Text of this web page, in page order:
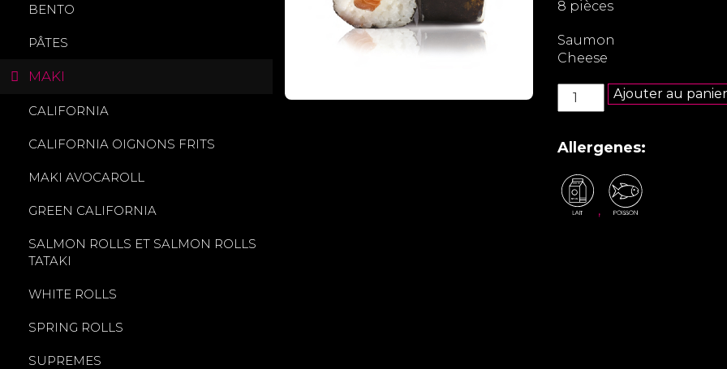
BENTO
PÂTES
MAKI
CALIFORNIA
CALIFORNIA OIGNONS FRITS
MAKI AVOCAROLL
GREEN CALIFORNIA
SALMON ROLLS ET SALMON ROLLS
TATAKI
WHITE ROLLS
SPRING ROLLS
SUPREMES
8 pièces
Saumon
Cheese
quantité
de
saumon
Ajouter au
Allergenes:
,